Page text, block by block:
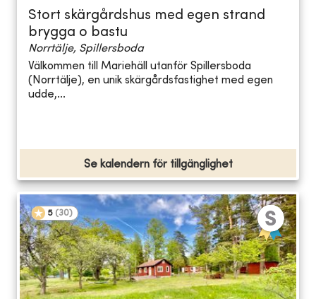
Stort skärgårdshus med egen strand
brygga o bastu
Norrtälje, Spillersboda
Välkommen till Mariehäll utanför Spillersboda
(Norrtälje), en unik skärgårdsfastighet med egen
udde,...
Se kalendern för tillgänglighet
5 (30)